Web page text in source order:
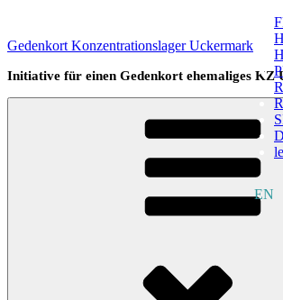
springen
EN
Gedenkort Konzentrationslager Uckermark
Initiative für einen Gedenkort ehemaliges KZ